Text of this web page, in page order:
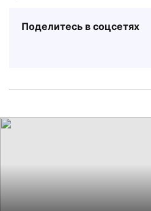
Поделитесь в соцсетях